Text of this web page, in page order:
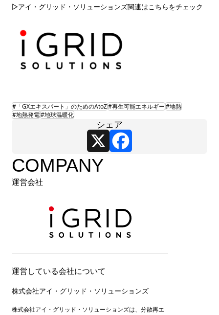
▷アイ・グリッド・ソリューションズ関連はこちらをチェック
#「GXエキスパート」のためのAtoZ#再生可能エネルギー#地熱
#地熱発電#地球温暖化
シェア
X
COMPANY
運営会社
運営している会社について
株式会社アイ・グリッド・ソリューションズ
株式会社アイ・グリッド・ソリューションズは、分散再エ